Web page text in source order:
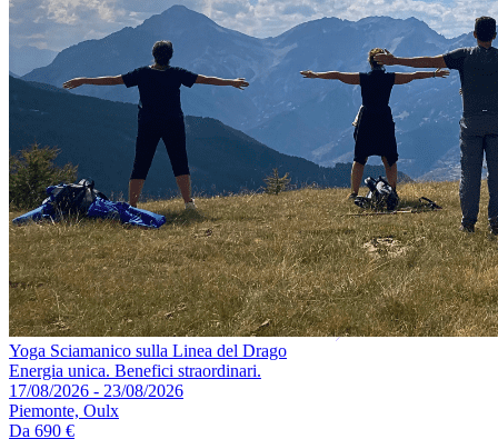
Yoga Sciamanico sulla Linea del Drago
Energia unica. Benefici straordinari.
17/08/2026 - 23/08/2026
Piemonte, Oulx
Da 690 €